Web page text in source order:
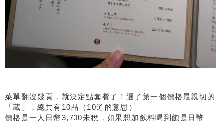
菜單翻沒幾頁，就決定點套餐了！選了第一個價格最親切的
「蔵」，總共有10品（10道的意思）
價格是一人日幣3,700未稅，如果想加飲料喝到飽是日幣